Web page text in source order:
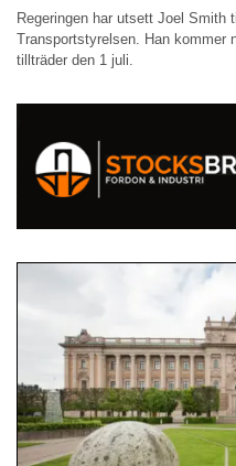
Regeringen har utsett Joel Smith
Transportstyrelsen. Han kommer
tillträder den 1 juli.